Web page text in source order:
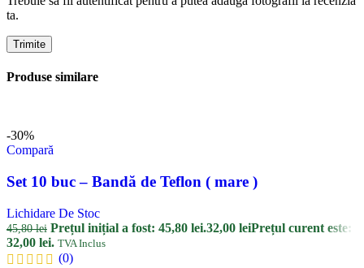
ta.
Produse similare
-30%
Compară
Set 10 buc – Bandă de Teflon ( mare )
Lichidare De Stoc
45,80lei Prețul inițial a fost: 45,80 lei.32,00 leiPrețul curent este:
32,00 lei. TVA Inclus
(0)